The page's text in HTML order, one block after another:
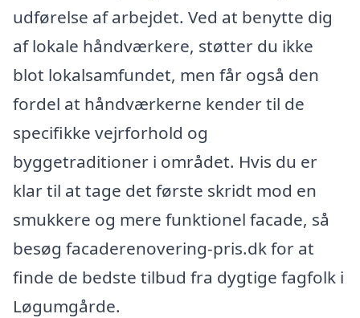
udførelse af arbejdet. Ved at benytte dig
af lokale håndværkere, støtter du ikke
blot lokalsamfundet, men får også den
fordel at håndværkerne kender til de
specifikke vejrforhold og
byggetraditioner i området. Hvis du er
klar til at tage det første skridt mod en
smukkere og mere funktionel facade, så
besøg facaderenovering-pris.dk for at
finde de bedste tilbud fra dygtige fagfolk i
Løgumgårde.